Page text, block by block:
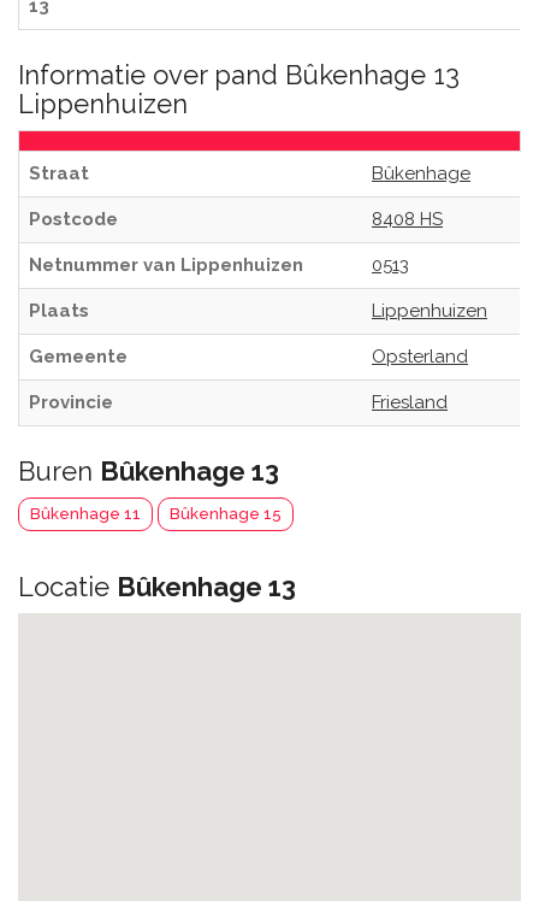
13
Informatie over pand Bûkenhage 13
Lippenhuizen
Straat Bûkenhage
Postcode 8408 HS
Netnummer van Lippenhuizen 0513
Plaats Lippenhuizen
Gemeente Opsterland
Provincie Friesland
Buren Bûkenhage 13
Bûkenhage 11 Bûkenhage 15
Locatie Bûkenhage 13